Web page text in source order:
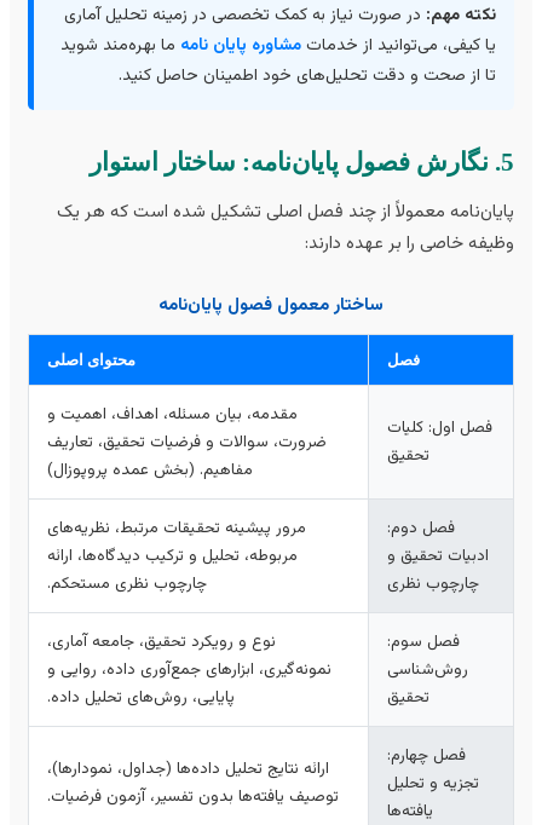
نکته مهم: در صورت نیاز به کمک تخصصی در زمینه تحلیل آماری
یا کیفی، می‌توانید از خدماتمشاوره پایان نامهما بهره‌مند شوید
تا از صحت و دقت تحلیل‌های خود اطمینان حاصل کنید.
معمولاً از چند فصل اصلی تشکیل شده است که هر یک
خاصی را بر عهده دارند:
ساختار معمول فصول پایان‌نامه
محتوای اصلی
فصل اول: کلیات
تحقیق
مقدمه، بیان مسئله، اهداف، اهمیت و
ضرورت، سوالات و فرضیات تحقیق، تعاریف
مفاهیم. (بخش عمده پروپوزال)
فصل دوم:
ادبیات تحقیق و
چارچوب نظری
مرور پیشینه تحقیقات مرتبط، نظریه‌های
مربوطه، تحلیل و ترکیب دیدگاه‌ها، ارائه
چارچوب نظری مستحکم.
فصل سوم:
روش‌شناسی
تحقیق
نوع و رویکرد تحقیق، جامعه آماری،
نمونه‌گیری، ابزارهای جمع‌آوری داده، روایی و
پایایی، روش‌های تحلیل داده.
فصل چهارم:
تجزیه و تحلیل
یافته‌ها
ارائه نتایج تحلیل داده‌ها (جداول، نمودارها)،
توصیف یافته‌ها بدون تفسیر، آزمون فرضیات.